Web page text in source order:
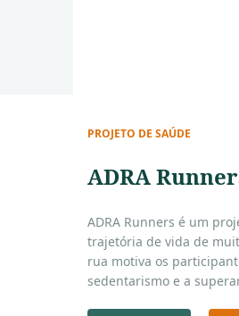
PROJETO DE SAÚDE
ADRA
ADRA Runners é um
trajetória de vida de
rua motiva os
sedentarismo e a